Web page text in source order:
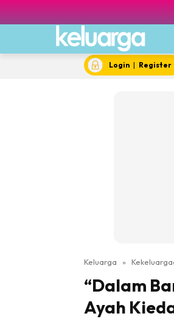
Login | Register
Keluarga »
“Dalam
Ayah